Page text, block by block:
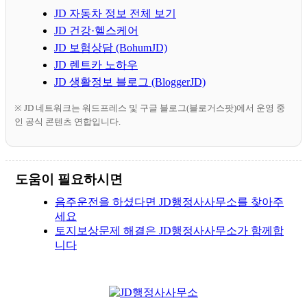
JD 자동차 정보 전체 보기
JD 건강·헬스케어
JD 보험상담 (BohumJD)
JD 렌트카 노하우
JD 생활정보 블로그 (BloggerJD)
※ JD 네트워크는 워드프레스 및 구글 블로그(블로거스팟)에서 운영 중
인 공식 콘텐츠 연합입니다.
도움이 필요하시면
음주운전을 하셨다면 JD행정사사무소를 찾아주
세요
토지보상문제 해결은 JD행정사사무소가 함께합
니다